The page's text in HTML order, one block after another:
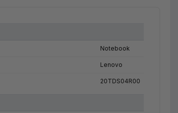
Notebook
Lenovo
20TDS04R00